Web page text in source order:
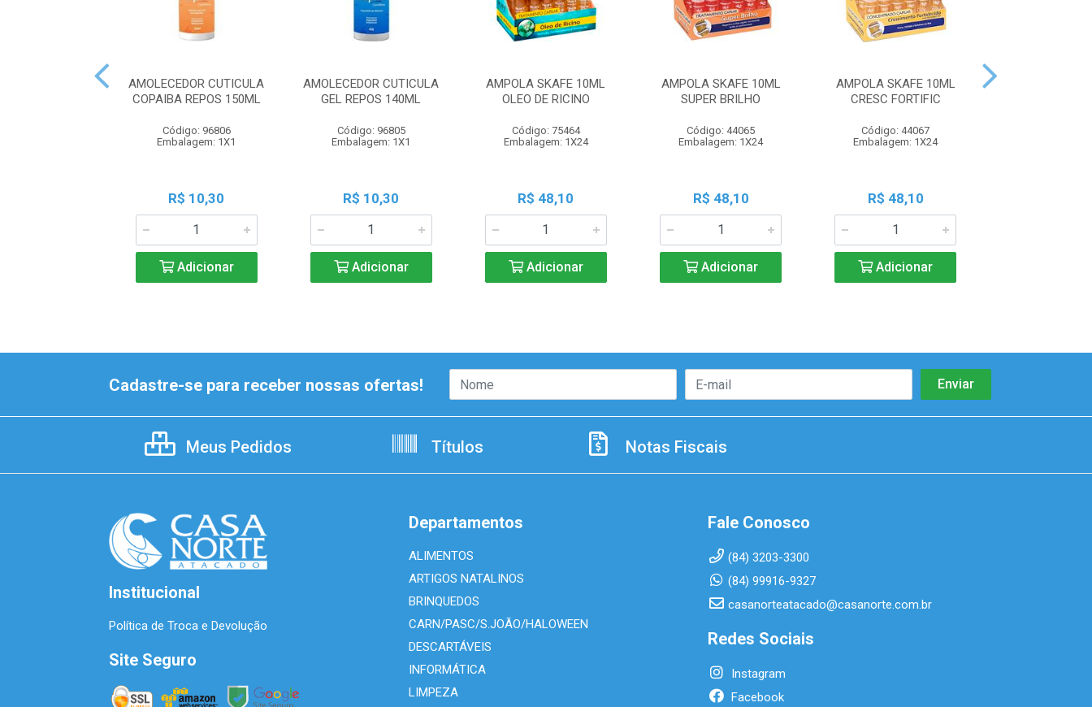
AMOLECEDOR CUTICULA
COPAIBA REPOS 150ML
Código: 96806
Embalagem: 1X1
R$ 10,30
Adicionar
AMOLECEDOR CUTICULA
GEL REPOS 140ML
Código: 96805
Embalagem: 1X1
R$ 10,30
Adicionar
AMPOLA SKAFE 10ML
OLEO DE RICINO
Código: 75464
Embalagem: 1X24
R$ 48,10
Adicionar
AMPOLA SKAFE 10ML
SUPER BRILHO
Código: 44065
Embalagem: 1X24
R$ 48,10
Adicionar
AMPOLA SKAFE 10ML
CRESC FORTIFIC
Código: 44067
Embalagem: 1X24
R$ 48,10
Adicionar
Cadastre-se para receber nossas ofertas!
Meus Pedidos Títulos Notas Fiscais
Institucional
Política de Troca e Devolução
Site Seguro
Departamentos
ALIMENTOS
ARTIGOS NATALINOS
BRINQUEDOS
CARN/PASC/S.JOÃO/HALOWEEN
DESCARTÁVEIS
INFORMÁTICA
LIMPEZA
Fale Conosco
(84) 3203-3300
(84) 99916-9327
casanorteatacado@casanorte.com.br
Redes Sociais
Instagram
Facebook